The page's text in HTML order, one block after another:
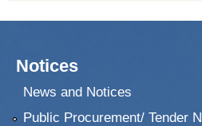
Notices
News and Notices
Public Procurement/ Tender